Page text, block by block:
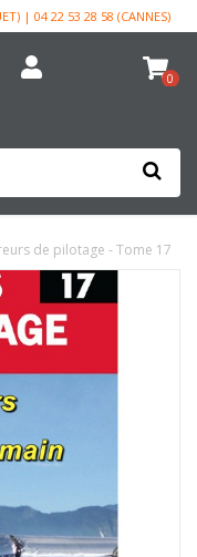
| 04 22 53 28 58 (CANNES)
0
de pilotage - Tome 17